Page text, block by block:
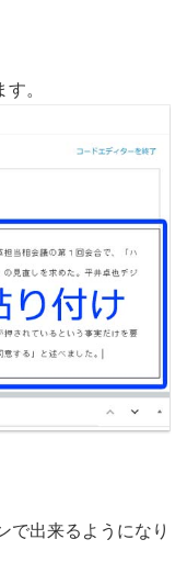
。
出来るようになり